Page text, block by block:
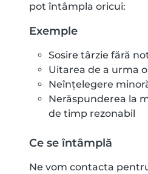
pot întâmpla oricui:
Exemple
Sosire târzie fără
Uitarea de a urma
Neînțelegere
Nerăspunderea la
de timp rezonabil
Ce se întâmplă
Ne vom contacta